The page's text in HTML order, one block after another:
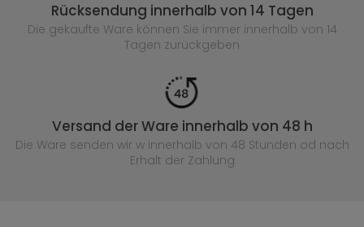
Rücksendung innerhalb von 14 Tagen
Die gekaufte Ware können Sie immer innerhalb von 14
Tagen zurückgeben
Versand der Ware innerhalb von 48 h
Die Ware senden wir w innerhalb von 48 Stunden od nach
Erhalt der Zahlung